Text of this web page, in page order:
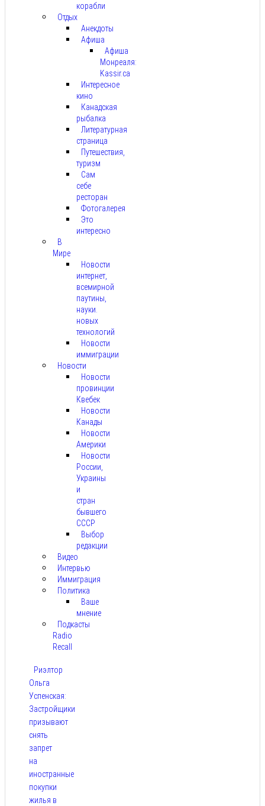
корабли
Отдых
Анекдоты
Афиша
Афиша
Монреаля:
Kassir.ca
Интересное
кино
Канадская
рыбалка
Литературная
страница
Путешествия,
туризм
Сам
себе
ресторан
Фотогалерея
Это
интересно
В
Мире
Новости
интернет,
всемирной
паутины,
науки.
новых
технологий
Новости
иммиграции
Новости
Новости
провинции
Квебек
Новости
Канады
Новости
Америки
Новости
России,
Украины
и
стран
бывшего
СССР
Выбор
редакции
Видео
Интервью
Иммиграция
Политика
Ваше
мнение
Подкасты
Radio
Recall
Риэлтор
Ольга
Успенская:
Застройщики
призывают
снять
запрет
на
иностранные
покупки
жилья в